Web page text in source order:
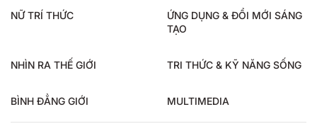
NỮ TRÍ THỨC
ỨNG DỤNG & ĐỔI MỚI SÁNG
TẠO
NHÌN RA THẾ GIỚI TRI THỨC & KỸ NĂNG SỐNG
BÌNH ĐẲNG GIỚI MULTIMEDIA